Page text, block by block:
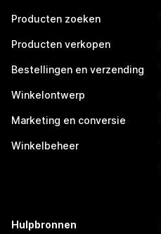
Producten zoeken
Producten verkopen
Bestellingen en verzending
Winkelontwerp
Marketing en conversie
Winkelbeheer
Hulpbronnen